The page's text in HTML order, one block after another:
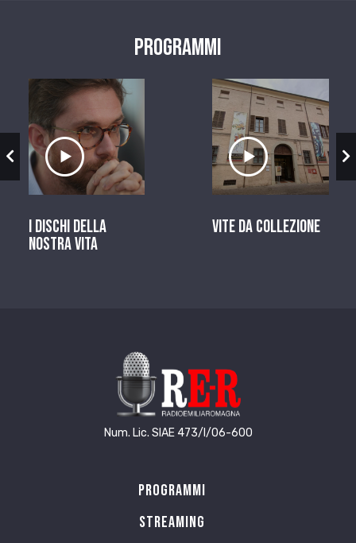
Programmi
Ascolta il servizio
I dischi della
nostra vita
Ascolta il
Vite da Collezione
Num. Lic. SIAE 473/I/06-600
Programmi
Streaming